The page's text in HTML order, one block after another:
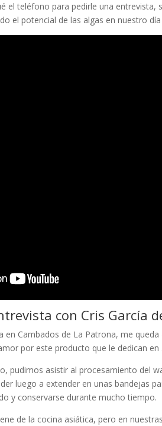
el teléfono para pedirle una entrevista,
el potencial de las algas en nuestro día
con Cris García
en Cambados de La Patrona, me
por este producto que le dedican en
pudimos asistir al procesamiento del
luego a extender en unas bandejas
y conservarse durante mucho tiempo.
de la cocina asiática, pero en